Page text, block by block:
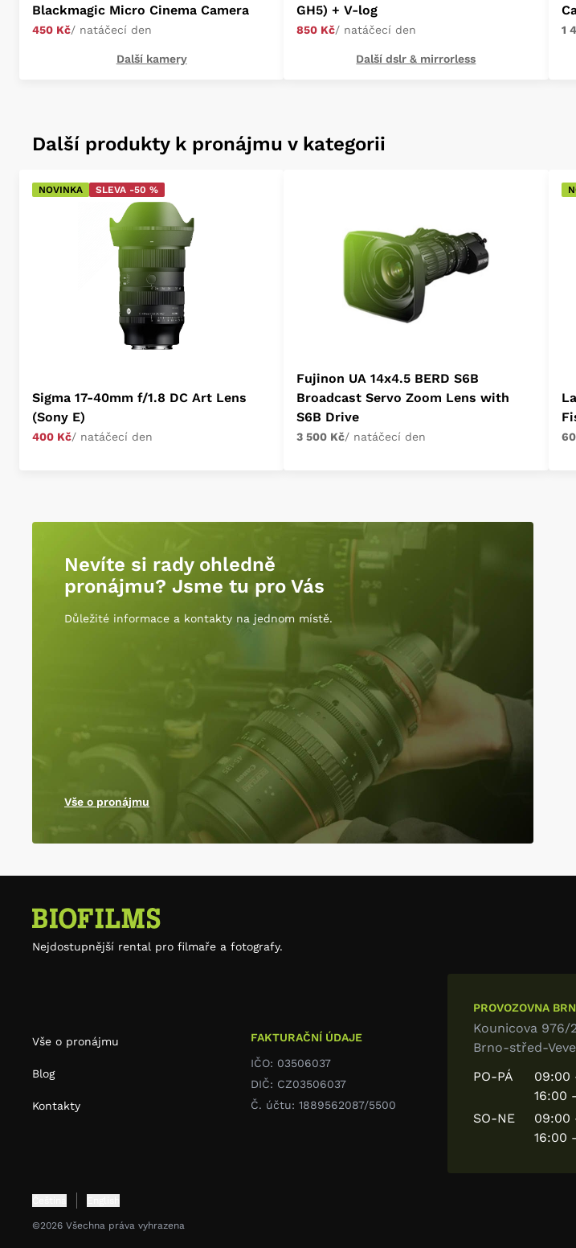
Blackmagic Micro Cinema Camera
450 Kč/ natáčecí den
Další kamery
GH5) + V-log
850 Kč/ natáčecí den
Další dslr & mirrorless
1
Další produkty k pronájmu v kategorii
NOVINKA SLEVA -50 %
Sigma 17-40mm f/1.8 DC Art Lens
(Sony E)
400 Kč/ natáčecí den
Fujinon UA 14x4.5 BERD S6B
Broadcast Servo Zoom Lens with
S6B Drive
3 500 Kč/ natáčecí den
Nevíte si rady ohledně
pronájmu? Jsme tu pro Vás
Důležité informace a kontakty na jednom místě.
Vše o pronájmu
Nejdostupnější rental pro filmaře a fotografy.
Vše o pronájmu
Blog
Kontakty
FAKTURAČNÍ ÚDAJE
IČO: 03506037
DIČ: CZ03506037
Č. účtu: 1889562087/5500
PROVOZOVNA
Kounicova 976/
Brno-střed-
PO-PÁ
09:00
16:00
SO-NE
09:00
16:00
©2026 Všechna práva vyhrazena